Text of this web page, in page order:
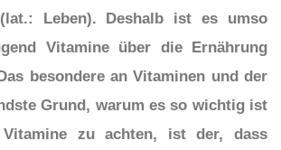
(lat.: Leben). Deshalb ist es umso
Vitamine über die Ernährung
besondere an Vitaminen und der
Grund, warum es so wichtig ist
Vitamine zu achten, ist der, dass